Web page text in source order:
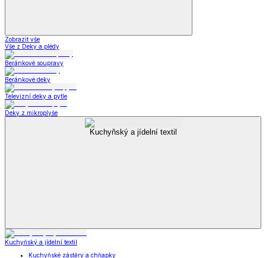
Zobrazit vše
Vše z Deky a plédy
Beránkové soupravy
Beránkové deky
Televizní deky a pytle
Deky z mikroplyše
Kuchyňský a jídelní textil
Kuchyňský a jídelní textil
Kuchyňské zástěry a chňapky